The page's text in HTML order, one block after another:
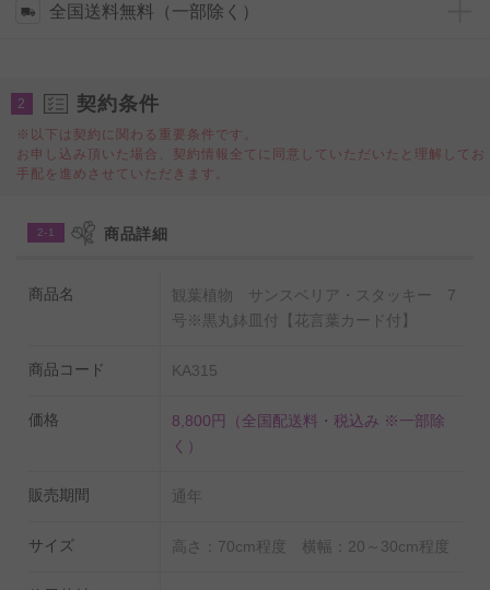
ア・スタッキーです。
植物です。
サンスベリア・スタッキーは、最低10℃以上、できれば
15℃以上の室温で管理される事をお薦めします。
サンスベリア・スタッキーの花言葉を記した花言葉カー
ド付きなので、お届け先の方にも植物を贈った気持ちを
ダイレクトに伝えることが可能です。
す。
不安の声にお応えし、
全国送料無料（一部除く）
2 契約条件
※以下は契約に関わる重要条件です。
お申し込み頂いた場合、契約情報全てに同意していただいたと理解してお
手配を進めさせていただきます。
2-1 商品詳細
商品名
観葉植物 サンスベリア・スタッキー 7
号※黒丸鉢皿付【花言葉カード付】
商品コード KA315
価格 8,800円
（全国配送料・税込み ※一部除
く）
販売期間 通年
サイズ 高さ：70cm程度 横幅：20～30cm程度